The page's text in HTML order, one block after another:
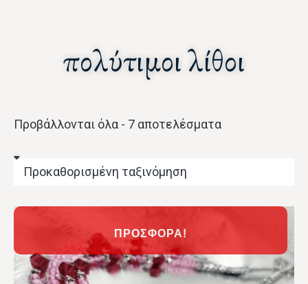
πολύτιμοι λίθοι
Προβάλλονται όλα - 7 αποτελέσματα
ΠΡΟΣΦΟΡΆ!